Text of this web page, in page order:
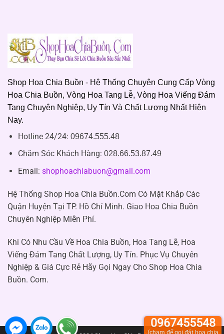
Shop Hoa Chia Buồn - Hệ Thống Chuyên Cung Cấp Vòng
Hoa Chia Buồn, Vòng Hoa Tang Lễ, Vòng Hoa Viếng Đám
Tang Chuyên Nghiệp, Uy Tín Và Chất Lượng Nhất Hiện
Nay.
Hotline 24/24: 09674.555.48
Chăm Sóc Khách Hàng: 028.66.53.87.49
Email: shophoachiabuon@gmail.com
Hệ Thống Shop Hoa Chia Buồn.Com Có Mặt Khắp Các
Quận Huyện Tại TP. Hồ Chí Minh. Giao Hoa Chia Buồn
Chuyên Nghiệp Miễn Phí.
Khi Có Nhu Cầu Về Hoa Chia Buồn, Hoa Tang Lễ, Hoa
Viếng Đám Tang Chất Lượng, Uy Tín. Phục Vụ Chuyên
Nghiệp & Giá Cực Rẻ Hãy Gọi Ngay Cho Shop Hoa Chia
Buồn. Com.
0967455548
(chạm để gọi đặt hoa chia